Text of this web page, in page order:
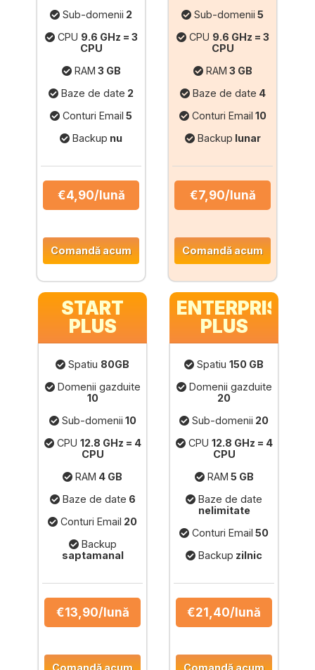
Sub-domenii 2
CPU 9.6 GHz = 3
CPU
RAM 3 GB
Baze de date 2
Conturi Email 5
Backup nu
€4,90/lună
Comandă acum
Sub-domenii 5
CPU 9.6 GHz = 3
CPU
RAM 3 GB
Baze de date 4
Conturi Email 10
Backup lunar
€7,90/lună
Comandă acum
START
PLUS
Spatiu 80GB
Domenii gazduite
10
Sub-domenii 10
CPU 12.8 GHz = 4
CPU
RAM 4 GB
Baze de date 6
Conturi Email 20
Backup
saptamanal
€13,90/lună
Comandă acum
ENTERPRISE
PLUS
Spatiu 150 GB
Domenii gazduite
20
Sub-domenii 20
CPU 12.8 GHz = 4
CPU
RAM 5 GB
Baze de date
nelimitate
Conturi Email 50
Backup zilnic
€21,40/lună
Comandă acum